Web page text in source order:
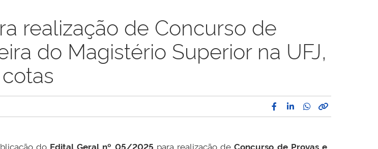
realização de Concurso de
do Magistério Superior na UFJ,
do Edital Geral nº 05/2025 para realização deConcurso de Provas e